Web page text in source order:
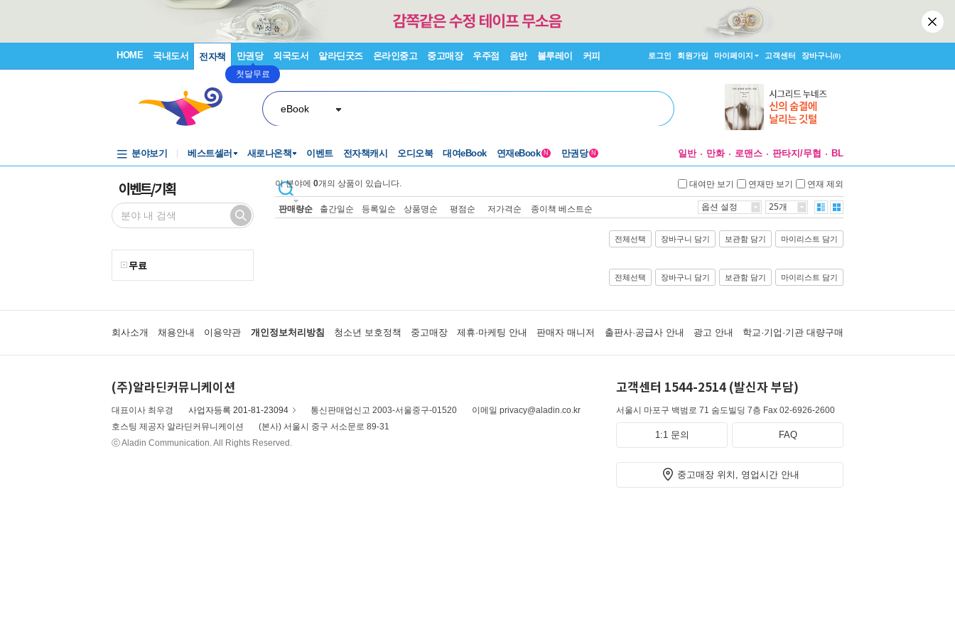
HOME 국내도서 전자책 만권당
첫달무료
외국도서 알라딘굿즈 온라인중고 중고매장 우주점 음반 블루레이 커피 로그인 회원가입 마이페이지 고객센터 장바구니(0)
eBook
분야보기 베스트셀러 새로나온책 이벤트 전자책캐시 오디오북 대여eBook 연재eBook N 만권당 N 일반 만화 로맨스 판타지/무협 BL
이벤트/기획
무료
이 분야에 0개의 상품이 있습니다. 대여만 보기 연재만 보기 연재 제외
판매량순 출간일순 등록일순 상품명순 평점순 저가격순 종이책 베스트순 옵션 설정 25개
전체선택 장바구니 담기 보관함 담기 마이리스트 담기
전체선택 장바구니 담기 보관함 담기 마이리스트 담기
회사소개 채용안내 이용약관 개인정보처리방침 청소년 보호정책 중고매장 제휴·마케팅 안내 판매자 매니저 출판사·공급사 안내 광고 안내 학교·기업·기관 대량구매
(주)알라딘커뮤니케이션
대표이사 최우경 사업자등록 201-81-23094 통신판매업신고 2003-서울중구-01520
이메일 privacy@aladin.co.kr
호스팅 제공자 알라딘커뮤니케이션
(본사) 서울시 중구 서소문로 89-31
ⓒ Aladin Communication. All Rights Reserved.
고객센터 1544-2514 (발신자 부담)
서울시 마포구 백범로 71 숨도빌딩 7층 Fax 02-6926-2600
1:1 문의 FAQ
중고매장 위치, 영업시간 안내